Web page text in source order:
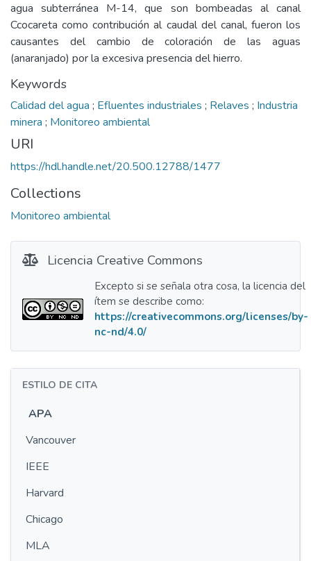
agua subterránea M-14, que son bombeadas al canal
Ccocareta como contribución al caudal del canal, fueron los
causantes del cambio de coloración de las aguas
(anaranjado) por la excesiva presencia del hierro.
Keywords
Calidad del agua ; Efluentes industriales ; Relaves ; Industria
minera ; Monitoreo ambiental
URI
https://hdl.handle.net/20.500.12788/1477
Collections
Monitoreo ambiental
Licencia Creative Commons
Excepto si se señala otra cosa, la licencia del
ítem se describe como:
https://creativecommons.org/licenses/by-
nc-nd/4.0/
ESTILO DE CITA
APA
Vancouver
IEEE
Harvard
Chicago
MLA